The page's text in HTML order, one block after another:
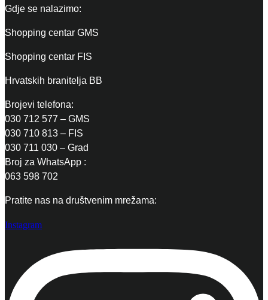
Gdje se nalazimo:
Shopping centar GMS
Shopping centar FIS
Hrvatskih branitelja BB
Brojevi telefona:
030 712 577 – GMS
030 710 813 – FIS
030 711 030 – Grad
Broj za WhatsApp :
063 598 702
Pratite nas na društvenim mrežama:
Instagram